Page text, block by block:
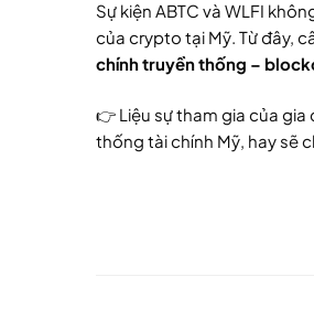
Sự kiện ABTC và WLFI
của crypto tại Mỹ. Từ đây,
chính truyền thống –
👉 Liệu sự tham gia của
thống tài chính Mỹ, hay sẽ